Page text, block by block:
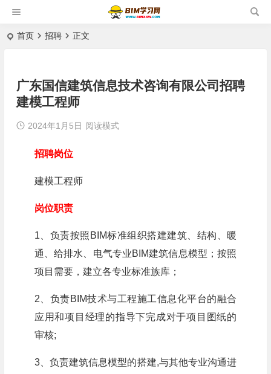
首页 招聘 正文
广东国信建筑信息技术咨询有限公司招聘
建模工程师
2024年1月5日 阅读模式
招聘岗位
建模工程师
岗位职责
1、负责按照BIM标准组织搭建建筑、结构、暖
通、给排水、电气专业BIM建筑信息模型；按照
项目需要，建立各专业标准族库；
2、负责BIM技术与工程施工信息化平台的融合
应用和项目经理的指导下完成对于项目图纸的
审核;
3、负责建筑信息模型的搭建,与其他专业沟通进